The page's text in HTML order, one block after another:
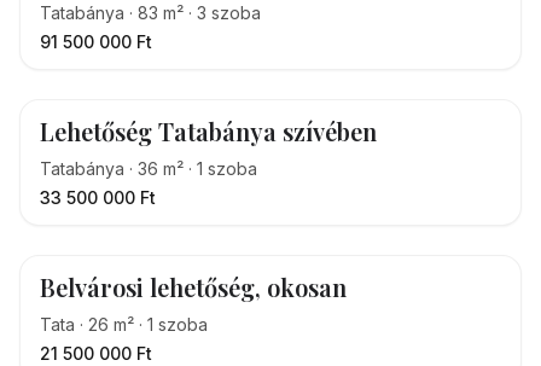
Tatabánya · 83 m² · 3 szoba
91 500 000 Ft
Lehetőség Tatabánya szívében
Tatabánya · 36 m² · 1 szoba
33 500 000 Ft
Belvárosi lehetőség, okosan
Tata · 26 m² · 1 szoba
21 500 000 Ft